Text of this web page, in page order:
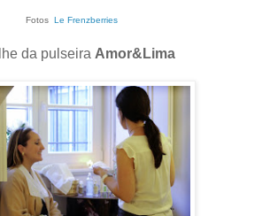
Fotos Le Frenzberries
da pulseira Amor&Lima